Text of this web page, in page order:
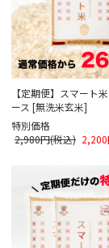
【定期便】スマート
ース [無洗米玄米]
特別価格
2,980円(税込)